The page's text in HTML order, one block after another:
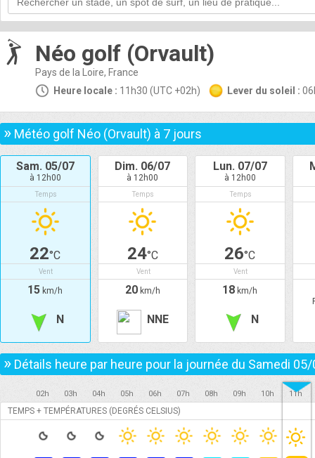
Néo golf (Orvault)
Pays de la Loire, France
Heure locale : 11h30 (UTC +02h) Lever du soleil :
» Météo golf Néo (Orvault) à 7 jours
Sam. 05/07
à 12h00
Temps
22°C
Vent
15 km/h
N
Dim. 06/07
à 12h00
Temps
24°C
Vent
20km/h
NNE
Lun. 07/07
à 12h00
Temps
26°C
Vent
18 km/h
N
» Détails heure par heure pour la journée du Samedi 05/
02h 03h 04h 05h 06h 07h 08h 09h 10h 11h
TEMPS + TEMPÉRATURES (DEGRÉS CELSIUS)